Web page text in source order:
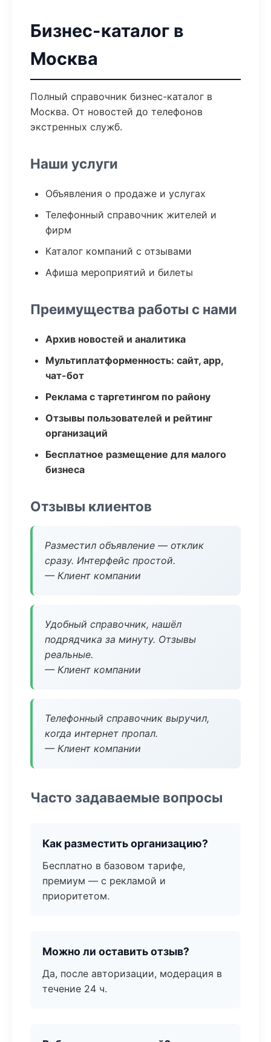
Бизнес-каталог в
Москва
Полный справочник бизнес-каталог в
Москва. От новостей до телефонов
экстренных служб.
Наши услуги
Объявления о продаже и услугах
Телефонный справочник жителей и
фирм
Каталог компаний с отзывами
Афиша мероприятий и билеты
Преимущества работы с нами
Архив новостей и аналитика
Мультиплатформенность: сайт, app,
чат-бот
Реклама с таргетингом по району
Отзывы пользователей и рейтинг
организаций
Бесплатное размещение для малого
бизнеса
Отзывы клиентов
Разместил объявление — отклик
сразу. Интерфейс простой.
— Клиент компании
Удобный справочник, нашёл
подрядчика за минуту. Отзывы
реальные.
— Клиент компании
Телефонный справочник выручил,
когда интернет пропал.
— Клиент компании
Часто задаваемые вопросы
Как разместить организацию?
Бесплатно в базовом тарифе,
премиум — с рекламой и
приоритетом.
Можно ли оставить отзыв?
Да, после авторизации, модерация в
течение 24 ч.